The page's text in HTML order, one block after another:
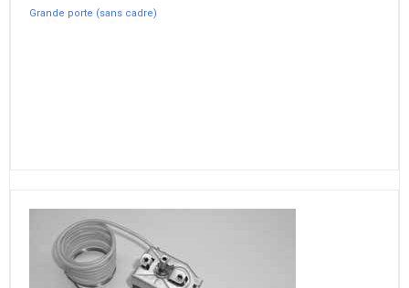
Grande porte (sans cadre)